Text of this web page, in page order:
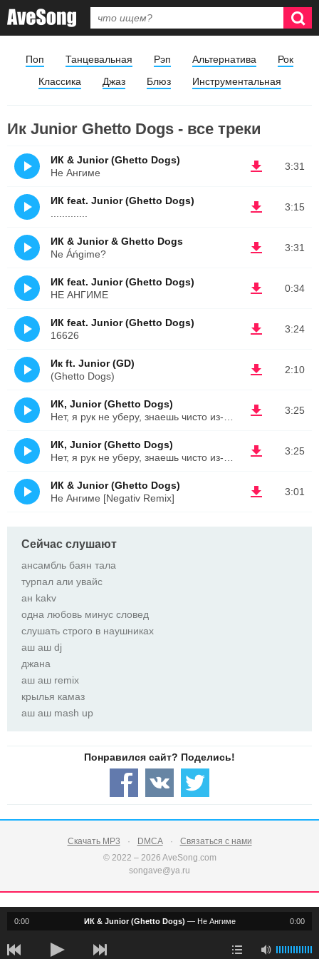
Поп Танцевальная Рэп Альтернатива
Рок
Классика
Джаз Блюз Инструментальная
Ик Junior Ghetto Dogs - все треки
3:31
ИК & Junior (Ghetto Dogs)
Не Ангиме
3:15
ИК feat. Junior (Ghetto Dogs)
3:31
ИК & Junior & Ghetto Dogs
Ne Áńgime?
0:34
ИК feat. Junior (Ghetto Dogs)
НЕ АНГИМЕ
3:24
ИК feat. Junior (Ghetto Dogs)
16626
2:10
Ик ft. Junior (GD)
(Ghetto Dogs)
3:25
ИК, Junior (Ghetto Dogs)
3:25
ИК, Junior (Ghetto Dogs)
3:01
ИК & Junior (Ghetto Dogs)
Не Ангиме [Negativ Remix]
Сейчас слушают
ансамбль баян тала
турпал али увайс
ан kakv
одна любовь минус словед
слушать строго в наушниках
аш аш dj
джана
аш аш remix
крылья камаз
аш аш mash up
Скачать MP3 DMCA
Связаться с нами
© 2022 – 2026 AveSong.com
songave@ya.ru
0:00 0:00
ИК & Junior (Ghetto Dogs) — Не Ангиме